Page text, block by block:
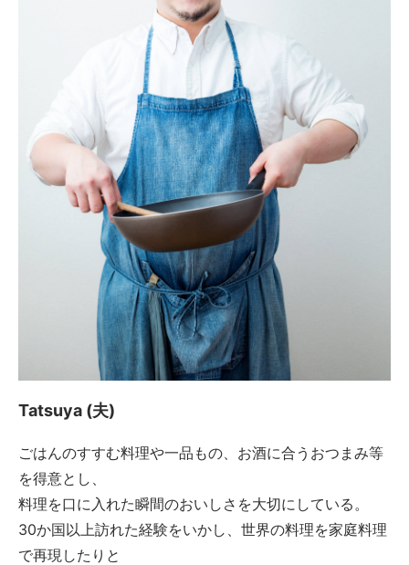
Tatsuya (夫)
ごはんのすすむ料理や一品もの、お酒に合うおつまみ等
を得意とし、
料理を口に入れた瞬間のおいしさを大切にしている。
30か国以上訪れた経験をいかし、世界の料理を家庭料理
で再現したりと